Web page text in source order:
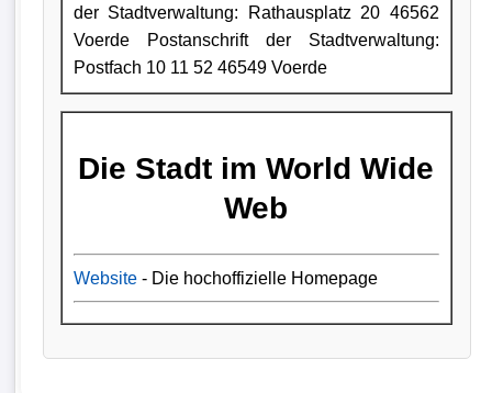
der Stadtverwaltung: Rathausplatz 20 46562
Voerde Postanschrift der Stadtverwaltung:
Postfach 10 11 52 46549 Voerde
Die Stadt im World Wide
Web
Website- Die hochoffizielle Homepage